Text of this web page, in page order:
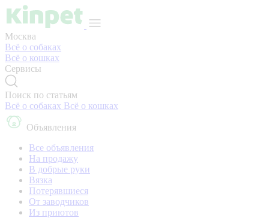
Москва
Всё о собаках
Всё о кошках
Сервисы
Поиск по статьям
Всё о собаках Всё о кошках
Объявления
Все объявления
На продажу
В добрые руки
Вязка
Потерявшиеся
От заводчиков
Из приютов